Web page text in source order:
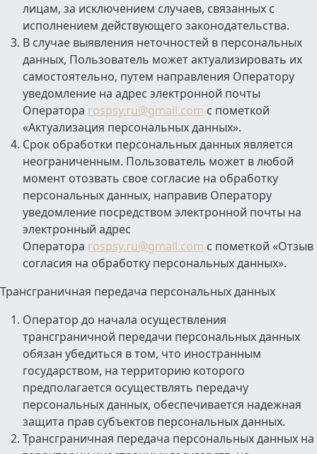
лицам, за исключением случаев, связанных с
исполнением действующего законодательства.
В случае выявления неточностей в персональных
данных, Пользователь может актуализировать их
самостоятельно, путем направления Оператору
уведомление на адрес электронной почты
Оператора rospsy.ru@gmail.com с пометкой
«Актуализация персональных данных».
Срок обработки персональных данных является
неограниченным. Пользователь может в любой
момент отозвать свое согласие на обработку
персональных данных, направив Оператору
уведомление посредством электронной почты на
электронный адрес
Оператора rospsy.ru@gmail.com с пометкой «Отзыв
согласия на обработку персональных данных».
Трансграничная передача персональных данных
Оператор до начала осуществления
трансграничной передачи персональных данных
обязан убедиться в том, что иностранным
государством, на территорию которого
предполагается осуществлять передачу
персональных данных, обеспечивается надежная
защита прав субъектов персональных данных.
Трансграничная передача персональных данных на